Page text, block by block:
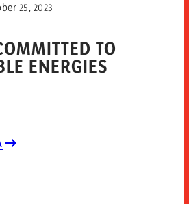
TO
ENERGIES
25, 2023